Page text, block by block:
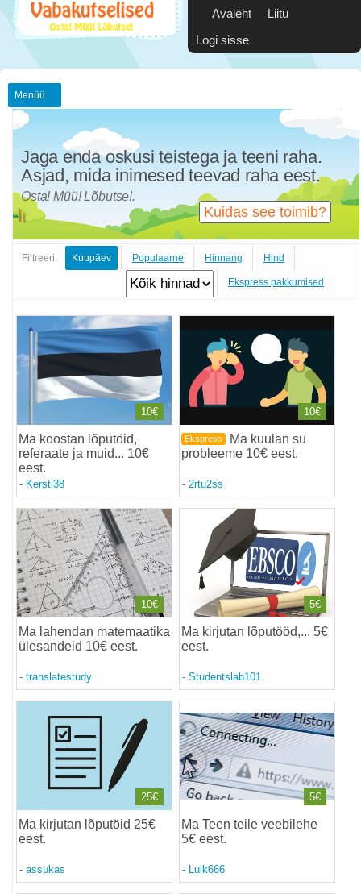
Avaleht
Liitu
Logi sisse
Menüü
Kuidas see toimib?
Jaga enda oskusi teistega ja teeni raha.
Asjad, mida inimesed teevad raha eest.
Osta! Müü! Lõbutse!.
Filtreeri: Kuupäev Populaarne Hinnang Hind
Ekspress pakkumised
Ma koostan lõputöid,
referaate ja muid... 10€
eest.
- Kersti38
10€
Ekspress
Ma kuulan su
probleeme 10€ eest.
- 2rtu2ss
10€
Ma lahendan matemaatika
ülesandeid 10€ eest.
- translatestudy
10€
Ma kirjutan lõputööd,... 5€
eest.
- Studentslab101
5€
Ma kirjutan lõputöid 25€
eest.
- assukas
25€
Ma Teen teile veebilehe
5€ eest.
- Luik666
5€